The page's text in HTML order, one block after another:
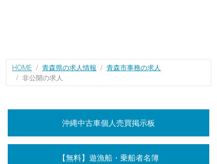
HOME 青森県の求人情報
青森市事務の求人
非公開の求人
沖縄中古車個人売買掲示板
【無料】遊漁船・乗船者名簿